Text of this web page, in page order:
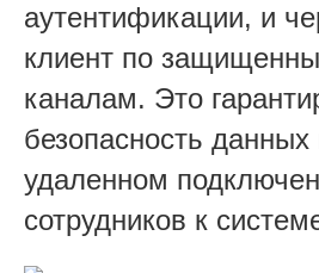
аутентификации, и
клиент по
каналам. Это
безопасность данных
удаленном
сотрудников к